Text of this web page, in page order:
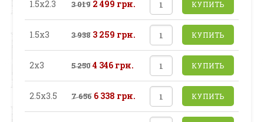
1.5х2.3 3 019 2 499 грн. КУПИТЬ
1.5х3 3 938 3 259 грн. КУПИТЬ
2х3 5 2504 346 грн. КУПИТЬ
2.5х3.5 7 656 6 338 грн. КУПИТЬ